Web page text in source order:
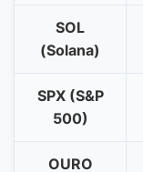
SOL
(Solana)
SPX (S&P
500)
OURO